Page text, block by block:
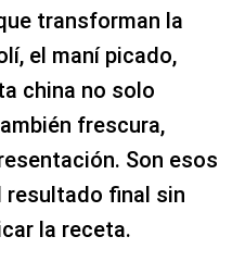
transforman la
el maní picado,
china no solo
frescura,
Son esos
resultado final sin
la receta.